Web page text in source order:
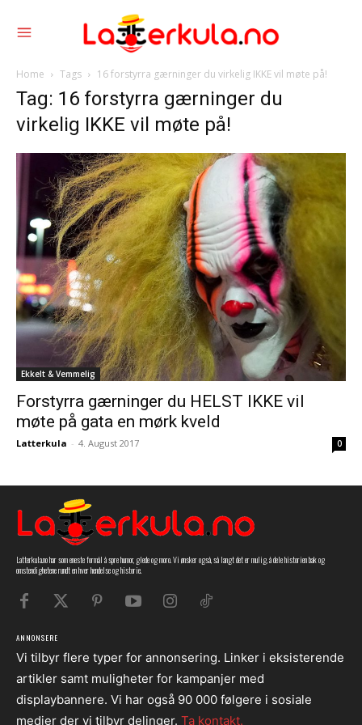
Home Tags 16 forstyrra gærninger du virkelig IKKE vil møte på!
Tag: 16 forstyrra gærninger du
virkelig IKKE vil møte på!
Ekkelt & Vemmelig
Forstyrra gærninger du HELST IKKE vil
møte på gata en mørk kveld
Latterkula - 4. August 2017 0
Latterkula.no har som eneste formål å spre humor, glede og moro. Vi ønsker også, så langt det er mulig, å dele historien bak og
omstendighetene rundt en hver hendelse og historie.
ANNONSERE
Vi tilbyr flere typer for annonsering. Linker i eksisterende
artikler samt muligheter for kampanjer med
displaybannere. Vi har også 90 000 følgere i sosiale
medier der vi tilbyr delinger. Ta kontakt.